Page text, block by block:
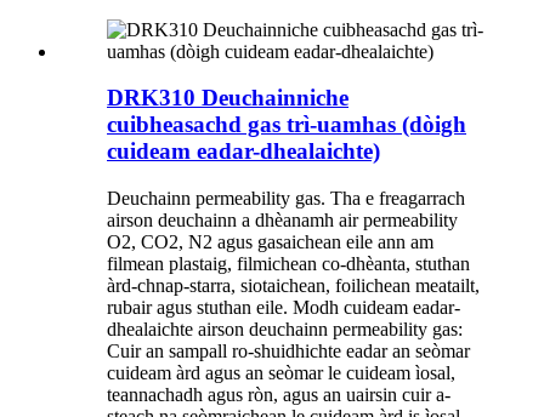
DRK310 Deuchainniche
cuibheasachd gas trì-uamhas (dòigh
cuideam eadar-dhealaichte)
Deuchainn permeability gas. Tha e freagarrach
airson deuchainn a dhèanamh air permeability
O2, CO2, N2 agus gasaichean eile ann am
filmean plastaig, filmichean co-dhèanta, stuthan
àrd-chnap-starra, siotaichean, foilichean meatailt,
rubair agus stuthan eile. Modh cuideam eadar-
dhealaichte airson deuchainn permeability gas:
Cuir an sampall ro-shuidhichte eadar an seòmar
cuideam àrd agus an seòmar le cuideam ìosal,
teannachadh agus ròn, agus an uairsin cuir a-